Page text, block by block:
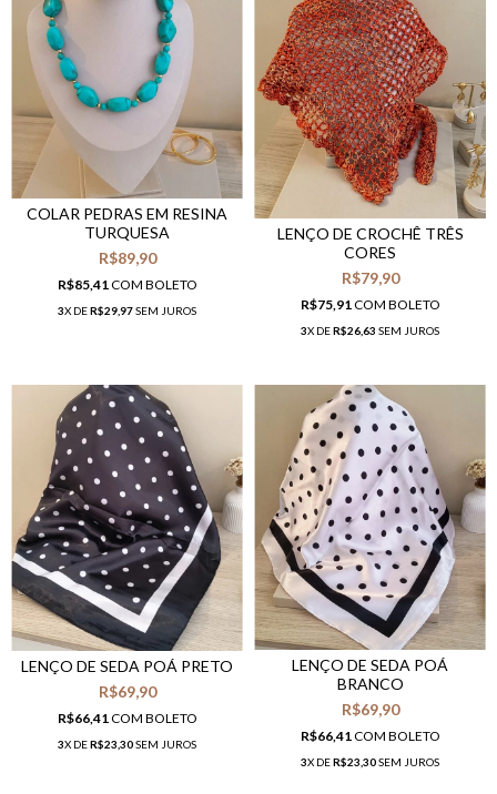
COLAR PEDRAS EM RESINA
TURQUESA
R$89,90
R$85,41 COM BOLETO
3X DER$29,97SEM JUROS
LENÇO DE CROCHÊ TRÊS
CORES
R$79,90
R$75,91COM BOLETO
3X DER$26,63 SEM JUROS
LENÇO DE SEDA POÁ PRETO
R$69,90
R$66,41COM BOLETO
3X DER$23,30SEM JUROS
LENÇO DE SEDA POÁ
BRANCO
R$69,90
R$66,41 COM BOLETO
3X DER$23,30SEM JUROS